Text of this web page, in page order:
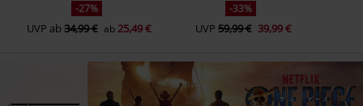
-27%
UVP ab34,99 € ab 25,49 €
-33%
UVP 59,99 € 39,99 €